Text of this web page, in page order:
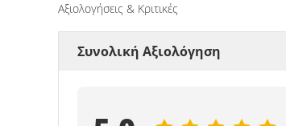
Αξιολογήσεις & Κριτικές
Συνολική Αξιολόγηση